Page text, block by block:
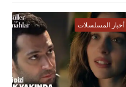
أخبار المسلسلات